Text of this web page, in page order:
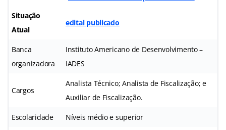
Situação
Atual
edital publicado
Banca
organizadora
Instituto Americano de Desenvolvimento –
IADES
Cargos
Analista Técnico; Analista de Fiscalização; e
Auxiliar de Fiscalização.
Escolaridade Níveis médio e superior